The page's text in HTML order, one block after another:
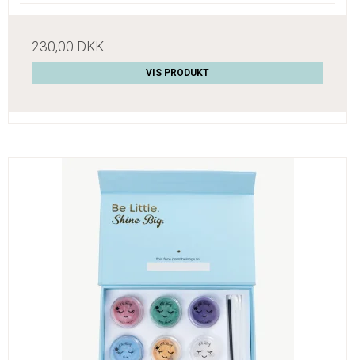
230,00 DKK
VIS PRODUKT